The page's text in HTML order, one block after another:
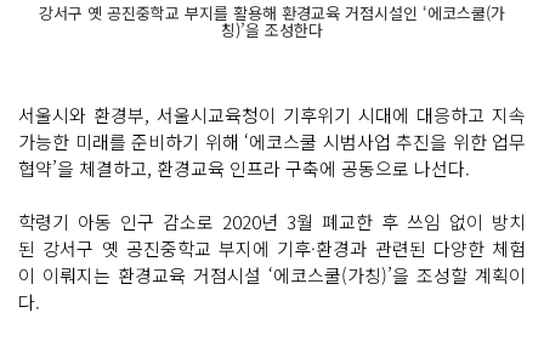
강서구 옛 공진중학교 부지를 활용해 환경교육 거점시설인 ‘에코스쿨(가
칭)’을 조성한다
서울시와 환경부, 서울시교육청이 기후위기 시대에 대응하고 지속
가능한 미래를 준비하기 위해 ‘에코스쿨 시범사업 추진을 위한 업무
협약’을 체결하고, 환경교육 인프라 구축에 공동으로 나선다.
학령기 아동 인구 감소로 2020년 3월 폐교한 후 쓰임 없이 방치
된 강서구 옛 공진중학교 부지에 기후·환경과 관련된 다양한 체험
이 이뤄지는 환경교육 거점시설 ‘에코스쿨(가칭)’을 조성할 계획이
다.